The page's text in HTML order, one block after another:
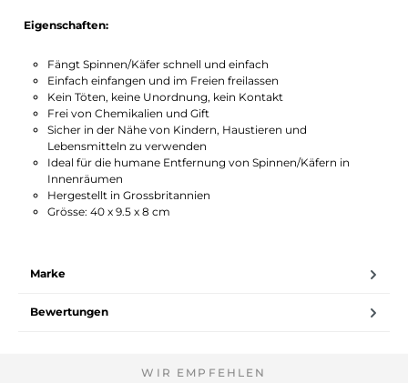
Eigenschaften:
Fängt Spinnen/Käfer schnell und einfach
Einfach einfangen und im Freien freilassen
Kein Töten, keine Unordnung, kein Kontakt
Frei von Chemikalien und Gift
Sicher in der Nähe von Kindern, Haustieren und
Lebensmitteln zu verwenden
Ideal für die humane Entfernung von Spinnen/Käfern in
Innenräumen
Hergestellt in Grossbritannien
Grösse: 40 x 9.5 x 8 cm
Marke
Bewertungen